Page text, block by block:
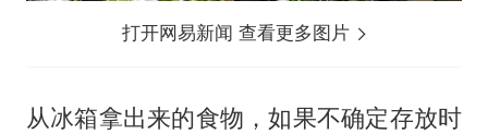
打开网易新闻 查看更多图片
从冰箱拿出来的食物，如果不确定存放时